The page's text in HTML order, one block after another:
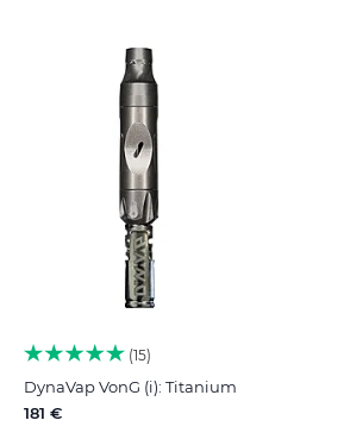
15
DynaVap VonG (i): Titanium
181 €